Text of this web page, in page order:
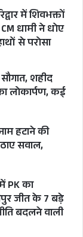
में शिवभक्तों
धामी ने धोए
से परोसा
शहीद
लोकार्पण, कई
हटाने की
सवाल,
PK का
जीत के 7 बड़े
बदलने वाली